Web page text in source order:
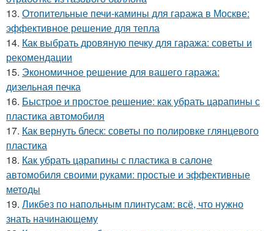
13. Отопительные печи-камины для гаража в Москве:
эффективное решение для тепла
14. Как выбрать дровяную печку для гаража: советы и
рекомендации
15. Экономичное решение для вашего гаража:
дизельная печка
16. Быстрое и простое решение: как убрать царапины с
пластика автомобиля
17. Как вернуть блеск: советы по полировке глянцевого
пластика
18. Как убрать царапины с пластика в салоне
автомобиля своими руками: простые и эффективные
методы
19. Ликбез по напольным плинтусам: всё, что нужно
знать начинающему